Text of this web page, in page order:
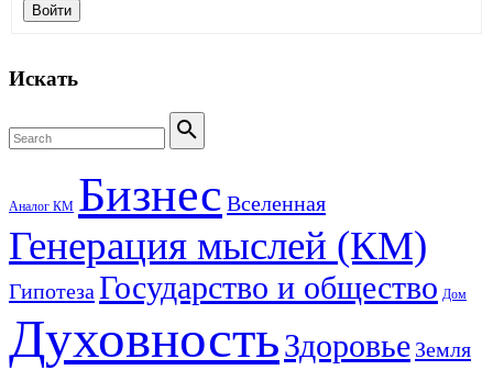
Войти
Искать
Search
Search
Аналог КМ Бизнес Вселенная
Генерация мыслей (КМ)
Гипотеза Государство и общество Дом
ДуховностьЗдоровье Земля